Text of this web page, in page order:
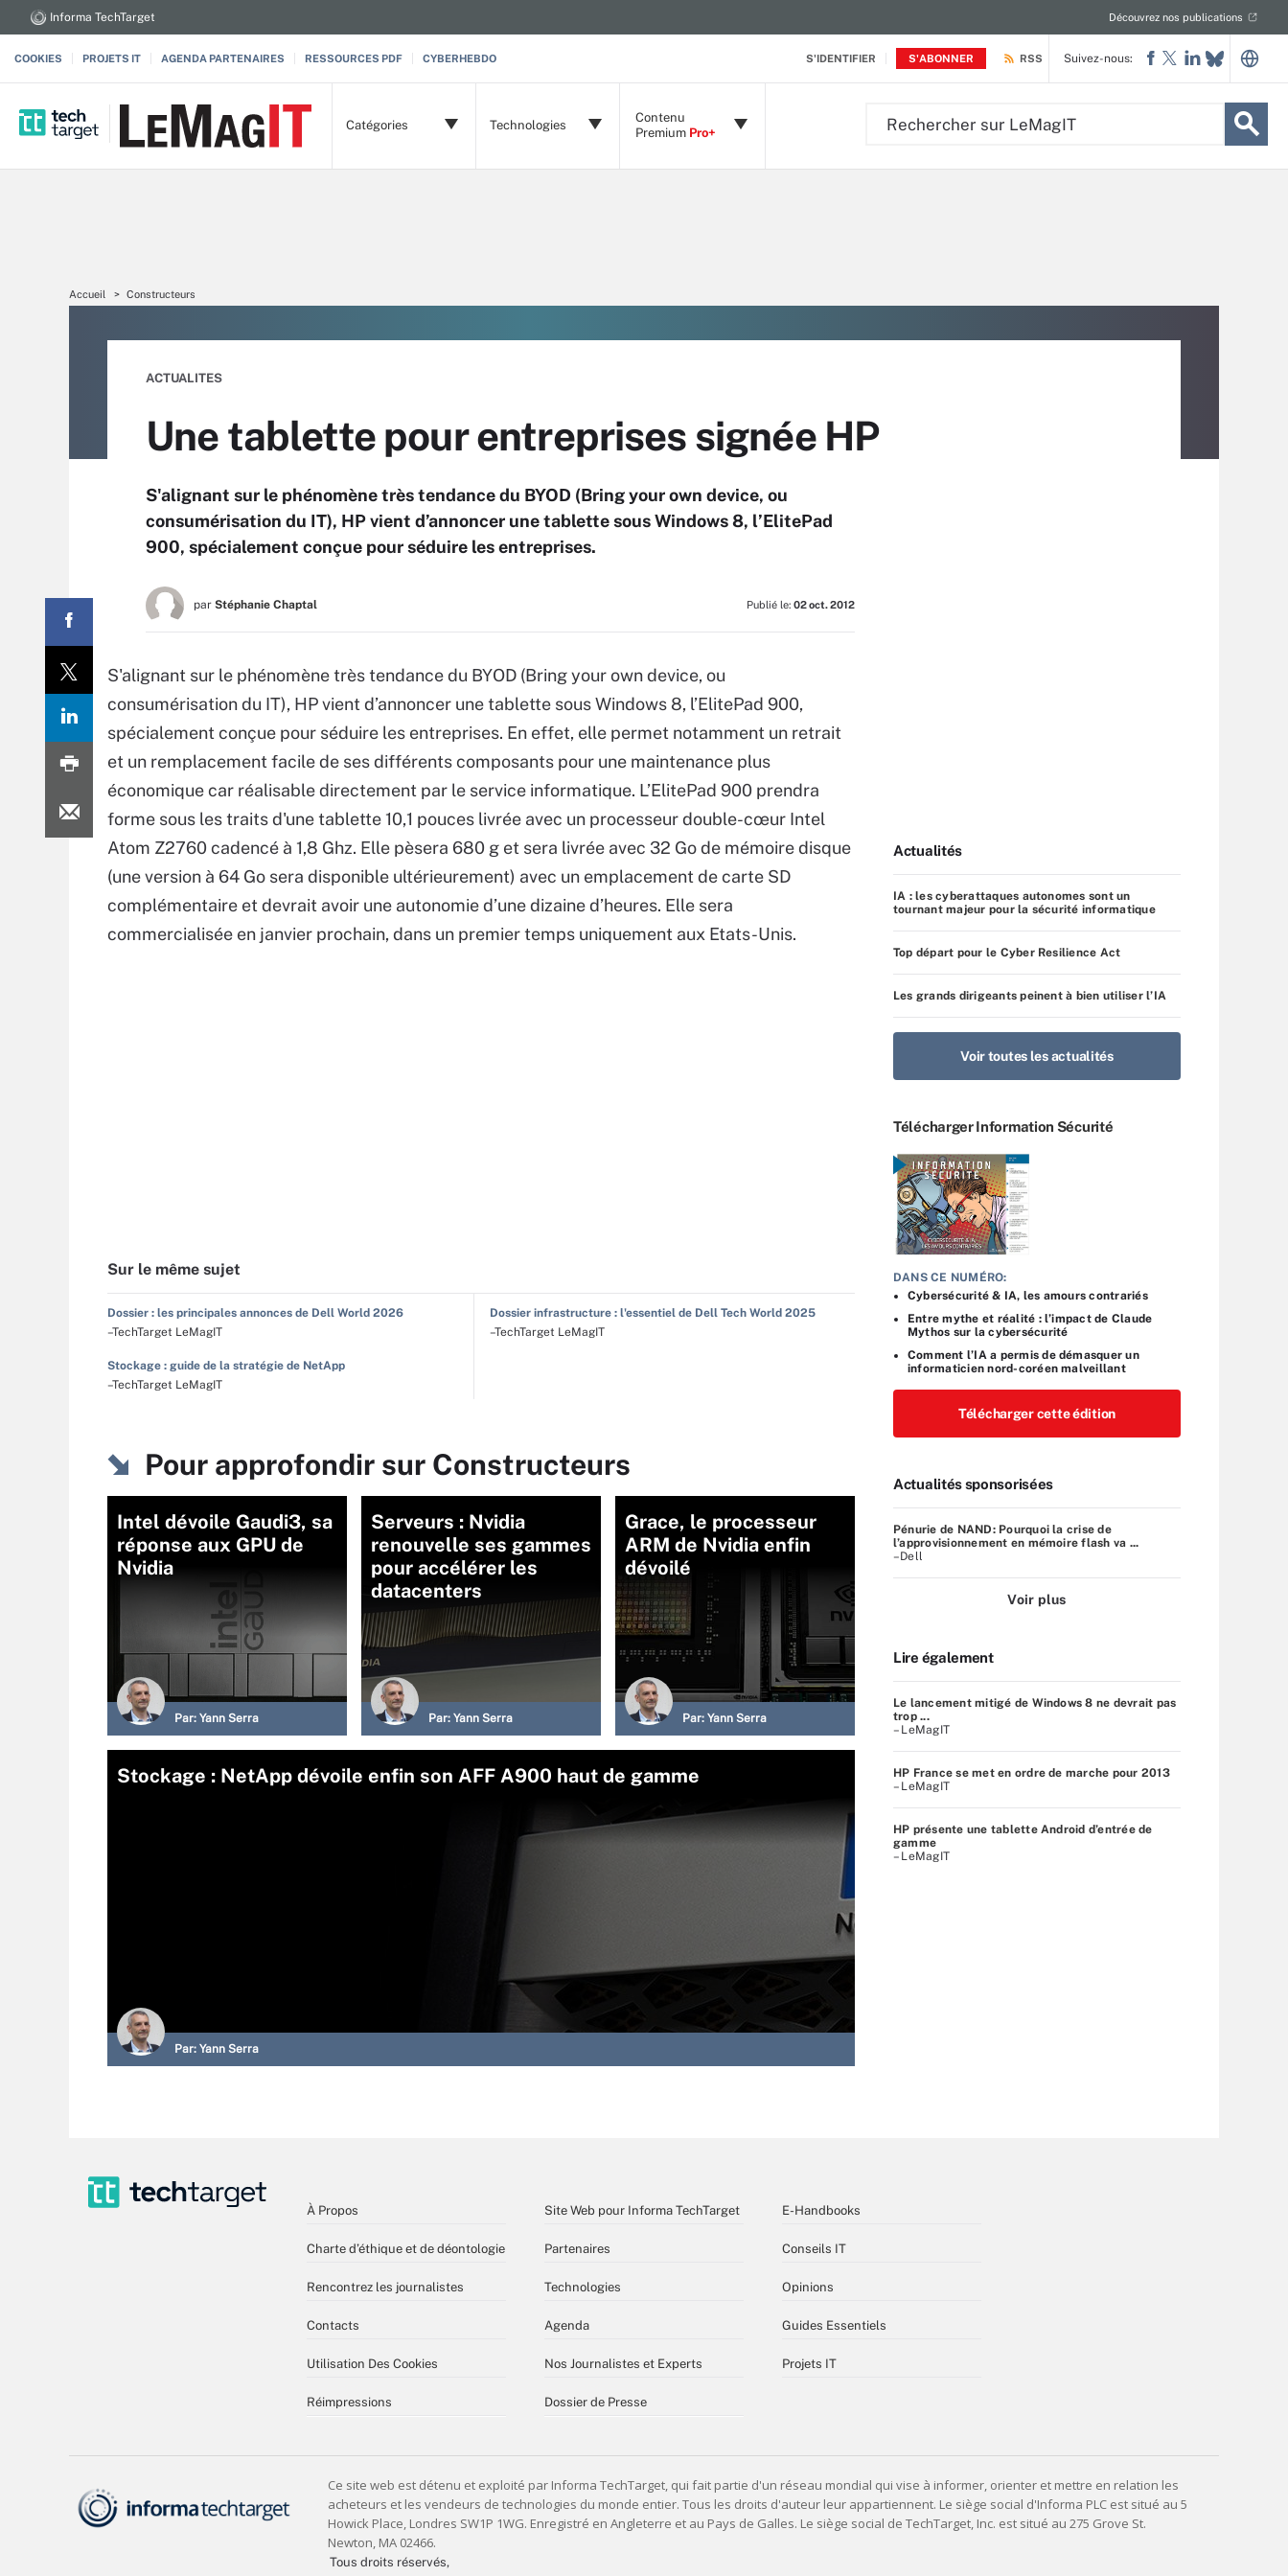
S'IDENTIFIER S'ABONNER
Informa TechTarget Découvrez nos publications
COOKIES PROJETS IT AGENDA PARTENAIRES RESSOURCES PDF CYBERHEBDO RSS
Catégories Technologies
Contenu
Premium Pro+
Suivez-nous:
Accueil Constructeurs
ACTUALITES
Une tablette pour entreprises signée HP
S'alignant sur le phénomène très tendance du BYOD (Bring your own device, ou
consumérisation du IT), HP vient d’annoncer une tablette sous Windows 8, l’ElitePad
900, spécialement conçue pour séduire les entreprises.
par Stéphanie Chaptal Publié le: 02 oct. 2012
S'alignant sur le phénomène très tendance du BYOD (Bring your own device, ou
consumérisation du IT), HP vient d’annoncer une tablette sous Windows 8, l’ElitePad 900,
spécialement conçue pour séduire les entreprises. En effet, elle permet notamment un retrait
et un remplacement facile de ses différents composants pour une maintenance plus
économique car réalisable directement par le service informatique. L’ElitePad 900 prendra
forme sous les traits d'une tablette 10,1 pouces livrée avec un processeur double-cœur Intel
Atom Z2760 cadencé à 1,8 Ghz. Elle pèsera 680 g et sera livrée avec 32 Go de mémoire disque
(une version à 64 Go sera disponible ultérieurement) avec un emplacement de carte SD
complémentaire et devrait avoir une autonomie d’une dizaine d’heures. Elle sera
commercialisée en janvier prochain, dans un premier temps uniquement aux Etats-Unis.
Sur le même sujet
Dossier : les principales annonces de Dell World 2026
–TechTarget LeMagIT
Dossier infrastructure : l'essentiel de Dell Tech World 2025
–TechTarget LeMagIT
Stockage : guide de la stratégie de NetApp
–TechTarget LeMagIT
Pour approfondir sur Constructeurs
Intel dévoile Gaudi3, sa
réponse aux GPU de
Nvidia
Par: Yann Serra
Serveurs : Nvidia
renouvelle ses gammes
pour accélérer les
datacenters
Par: Yann Serra
Grace, le processeur
ARM de Nvidia enfin
dévoilé
Par: Yann Serra
Stockage : NetApp dévoile enfin son AFF A900 haut de gamme
Par: Yann Serra
Actualités
IA : les cyberattaques autonomes sont un
tournant majeur pour la sécurité informatique
Top départ pour le Cyber Resilience Act
Les grands dirigeants peinent à bien utiliser l’IA
Voir toutes les actualités
Télécharger Information Sécurité
DANS CE NUMÉRO:
Cybersécurité & IA, les amours contrariés
Entre mythe et réalité : l’impact de Claude
Mythos sur la cybersécurité
Comment l’IA a permis de démasquer un
informaticien nord-coréen malveillant
Télécharger cette édition
Actualités sponsorisées
Pénurie de NAND: Pourquoi la crise de
l’approvisionnement en mémoire flash va ...
–Dell
Voir plus
Lire également
Le lancement mitigé de Windows 8 ne devrait pas
trop ...
– LeMagIT
HP France se met en ordre de marche pour 2013
– LeMagIT
HP présente une tablette Android d’entrée de
gamme
– LeMagIT
À Propos
Charte d’éthique et de déontologie
Rencontrez les journalistes
Contacts
Utilisation Des Cookies
Réimpressions
Site Web pour Informa TechTarget
Partenaires
Technologies
Agenda
Nos Journalistes et Experts
Dossier de Presse
E-Handbooks
Conseils IT
Opinions
Guides Essentiels
Projets IT
Tous droits réservés,